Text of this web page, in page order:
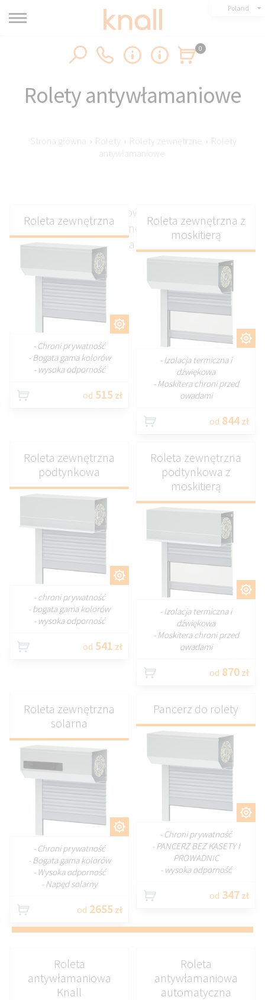
Poland
0
Rolety antywłamaniowe
Strona główna › Rolety › Rolety zewnętrzne › Rolety
antywłamaniowe
Rolety antywłamaniowe ze sklepu Knall to
inteligentne i nowoczesne rozwiązanie premium,
które zabezpiecza okna z zewnątrz
DOSTOSUJ
Roleta zewnętrzna
- Chroni prywatność
- Bogata gama kolorów
- wysoka odporność
od 515 zł
DOSTOSUJ
Roleta zewnętrzna z
moskitierą
- Izolacja termiczna i
dźwiękowa
- Moskitera chroni przed
owadami
od 844 zł
DOSTOSUJ
Roleta zewnętrzna
podtynkowa
- chroni prywatność
- bogata gama kolorów
- wysoka odporność
od 541 zł
DOSTOSUJ
Roleta zewnętrzna
podtynkowa z
moskitierą
- Izolacja termiczna i
dźwiękowa
- Moskitera chroni przed
owadami
od 870 zł
DOSTOSUJ
Roleta zewnętrzna
solarna
- Chroni prywatność
- Bogata gama kolorów
- Wysoka odporność
- Napęd solarny
od 2655 zł
DOSTOSUJ
Pancerz do rolety
- Chroni prywatność
- PANCERZ BEZ KASETY I
PROWADNIC
- wysoka odporność
od 347 zł
Roleta
antywłamaniowa
Knall
Roleta
antywłamaniowa
automatyczna